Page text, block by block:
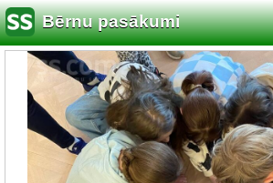
Bērnu pasākumi